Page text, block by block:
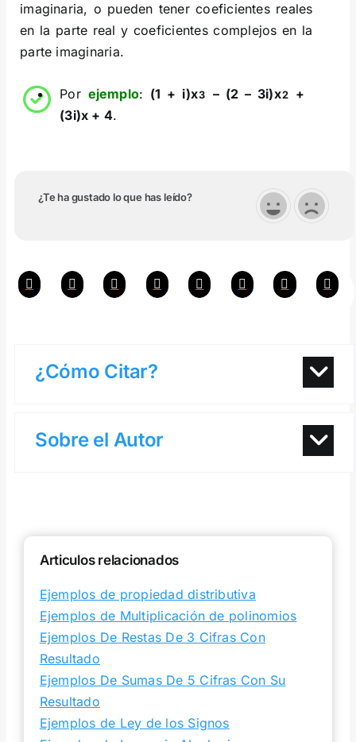
imaginaria, o pueden tener coeficientes reales
en la parte real y coeficientes complejos en la
parte imaginaria.
Por ejemplo: (1 + i)x3 – (2 – 3i)x2
+
(3i)x + 4.
¿Te ha gustado lo que has leído?
¿Cómo Citar?
Sobre el Autor
Articulos relacionados
Ejemplos de propiedad distributiva
Ejemplos de Multiplicación de polinomios
Ejemplos De Restas De 3 Cifras Con
Resultado
Ejemplos De Sumas De 5 Cifras Con Su
Resultado
Ejemplos de Ley de los Signos